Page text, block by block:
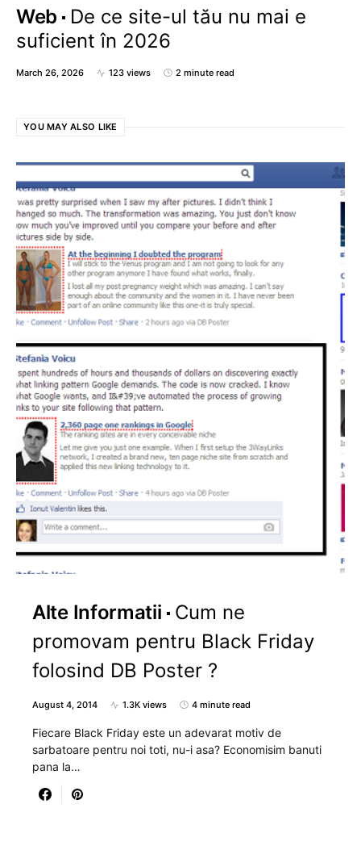
Web
De ce site-ul tău nu mai e
suficient în 2026
March 26, 2026 123 views 2 minute read
YOU MAY ALSO LIKE
Alte Informatii
Cum ne
promovam pentru Black Friday
folosind DB Poster ?
August 4, 2014 1.3K views 4 minute read
Fiecare Black Friday este un adevarat motiv de
sarbatoare pentru noi toti, nu-i asa? Economisim banuti
pana la…